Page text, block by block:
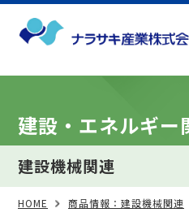
建設・エネルギー
建設機械関連
HOME 商品情報：建設機械関連